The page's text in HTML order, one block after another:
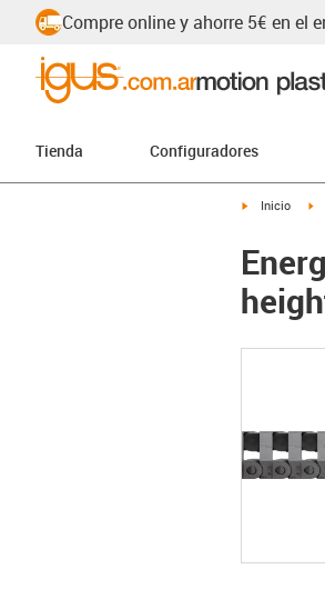
Compre online y ahorre 5€ en el
Tienda Configuradores
igus-icon-
Inicio